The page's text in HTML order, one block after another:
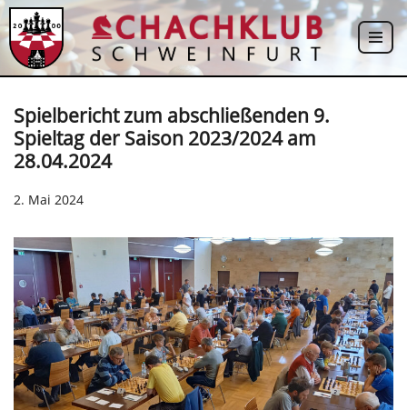
Zum
Inhalt
Spielbericht zum abschließenden 9.
Spieltag der Saison 2023/2024 am
28.04.2024
2. Mai 2024